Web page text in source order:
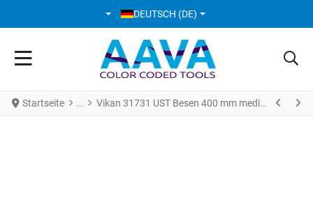
SPRACHE AUSWÄHLEN
DEUTSCH (DE)
Startseite Vikan 31731 UST Besen 400 mm medium rosa